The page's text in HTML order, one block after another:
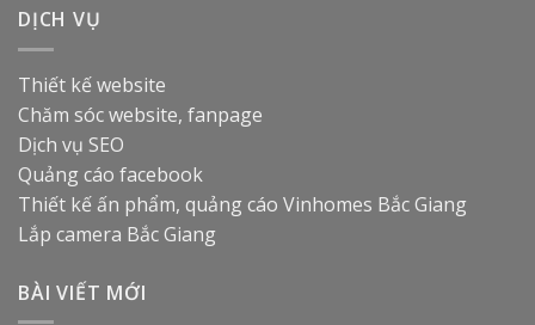
DỊCH VỤ
Thiết kế website
Chăm sóc website, fanpage
Dịch vụ SEO
Quảng cáo facebook
Thiết kế ấn phẩm, quảng cáo Vinhomes Bắc Giang
Lắp camera Bắc Giang
BÀI VIẾT MỚI